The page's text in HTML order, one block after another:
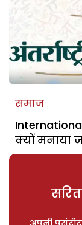
समाज
क्यों मनाया